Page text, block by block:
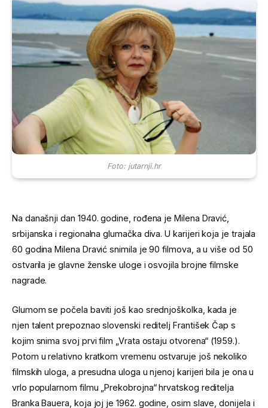
Foto: jutarnji.hr
Na današnji dan 1940. godine, rođena je Milena Dravić,
srbijanska i regionalna glumačka diva. U karijeri koja je trajala
60 godina Milena Dravić snimila je 90 filmova, a u više od 50
ostvarila je glavne ženske uloge i osvojila brojne filmske
nagrade.
Glumom se počela baviti još kao srednjoškolka, kada je
njen talent prepoznao slovenski reditelj František Čap s
kojim snima svoj prvi film „Vrata ostaju otvorena“ (1959.).
Potom u relativno kratkom vremenu ostvaruje još nekoliko
filmskih uloga, a presudna uloga u njenoj karijeri bila je ona u
vrlo popularnom filmu „Prekobrojna“ hrvatskog reditelja
Branka Bauera, koja joj je 1962. godine, osim slave, donijela i